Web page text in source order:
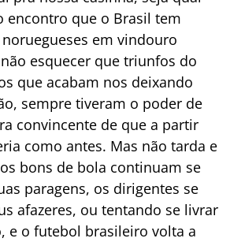
encontro que o Brasil tem
em vindouro
esquecer que triunfos do
que acabam nos deixando
sempre tiveram o poder de
convincente de que a partir
como antes. Mas não tarda e
bons de bola continuam se
paragens, os dirigentes se
afazeres, ou tentando se livrar
e o futebol brasileiro volta a